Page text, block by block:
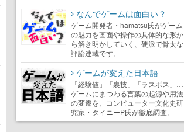
なんでゲームは面白い？
ゲーム開発者・hamatsu氏がゲーム
の魅力を画面や操作の具体的な形か
ら解き明かしていく、硬派で骨太な
評論連載です。
ゲームが変えた日本語
「経験値」「裏技」「ラスボス」…
ゲームにまつわる言葉の起源や用法
の変遷を、コンピューター文化史研
究家・タイニーP氏が徹底調査。